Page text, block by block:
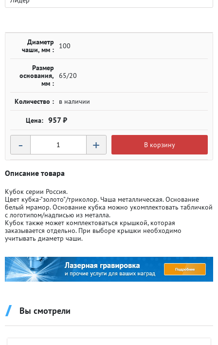
Диаметр
чаши, мм :
100
Размер
основания,
мм :
65/20
Количество : в наличии
957 ₽
- + В корзину
Описание товара
Кубок серии Россия.
Цвет кубка-"золото"/триколор. Чаша металлическая. Основание
белый мрамор. Основание кубка можно укомплектовать табличкой
с логотипом/надписью из металла.
Кубок также может комплектоваться крышкой, которая
заказывается отдельно. При выборе крышки необходимо
учитывать диаметр чаши.
Вы смотрели